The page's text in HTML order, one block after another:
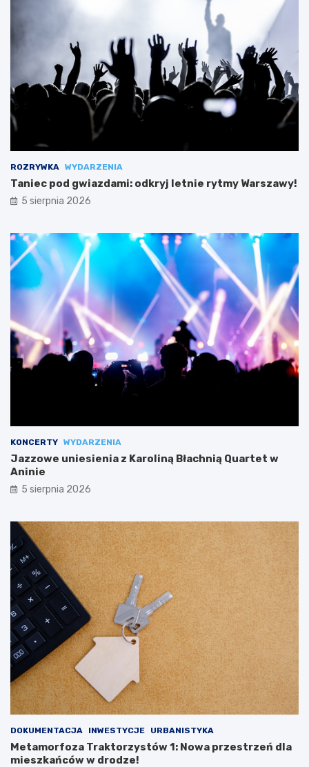
ROZRYWKA WYDARZENIA
Taniec pod gwiazdami: odkryj letnie rytmy Warszawy!
5 sierpnia 2026
KONCERTY WYDARZENIA
Jazzowe uniesienia z Karoliną Błachnią Quartet w
Aninie
5 sierpnia 2026
DOKUMENTACJA INWESTYCJE URBANISTYKA
Metamorfoza Traktorzystów 1: Nowa przestrzeń dla
mieszkańców w drodze!